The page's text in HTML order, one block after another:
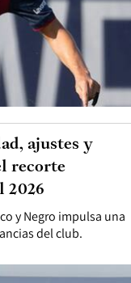
y Negro impulsa una
del club.
ajustes y
recorte
2026